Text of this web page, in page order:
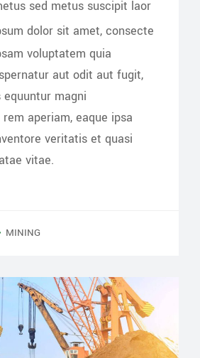
sed metus suscipit laor
dolor sit amet, consecte
voluptatem quia
aut odit aut fugit,
equuntur magni
aperiam, eaque ipsa
veritatis et quasi
vitae.
MINING